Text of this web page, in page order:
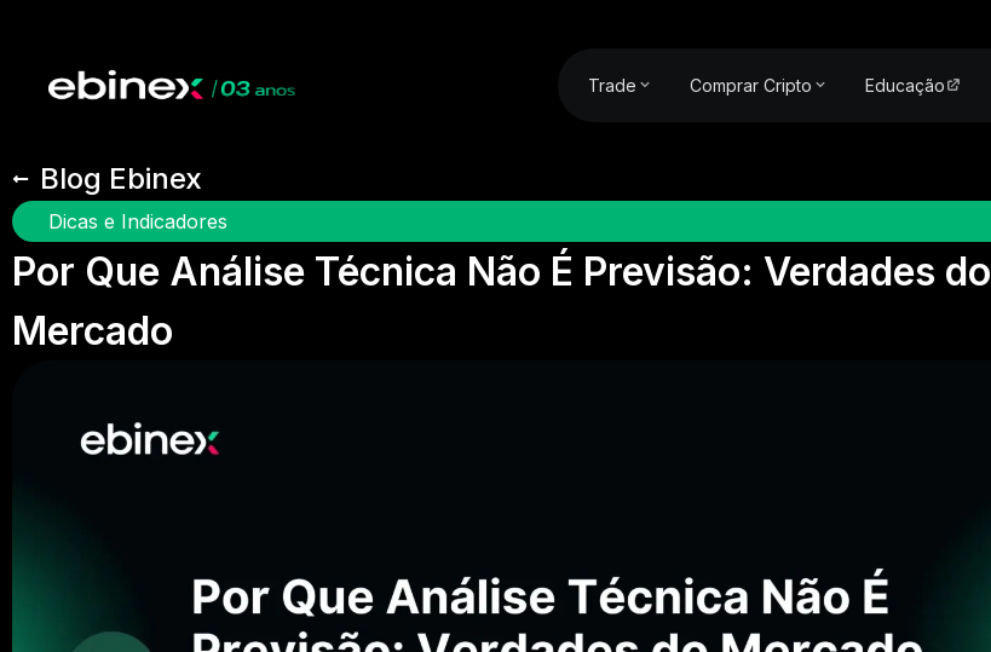
Trade Comprar Cripto Educação
Blog Ebinex
Dicas e Indicadores
Por Que Análise Técnica Não É Previsão: Verdades do
Mercado